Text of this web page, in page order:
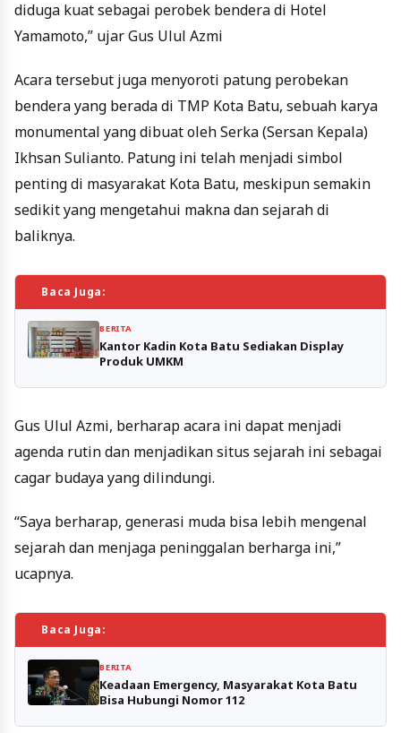
diduga kuat sebagai perobek bendera di Hotel
Yamamoto,” ujar Gus Ulul Azmi
Acara tersebut juga menyoroti patung perobekan
bendera yang berada di TMP Kota Batu, sebuah karya
monumental yang dibuat oleh Serka (Sersan Kepala)
Ikhsan Sulianto. Patung ini telah menjadi simbol
penting di masyarakat Kota Batu, meskipun semakin
sedikit yang mengetahui makna dan sejarah di
baliknya.
Baca Juga:
BERITA
Kantor Kadin Kota Batu Sediakan Display
Produk UMKM
Gus Ulul Azmi, berharap acara ini dapat menjadi
agenda rutin dan menjadikan situs sejarah ini sebagai
cagar budaya yang dilindungi.
“Saya berharap, generasi muda bisa lebih mengenal
sejarah dan menjaga peninggalan berharga ini,”
ucapnya.
Baca Juga:
BERITA
Keadaan Emergency, Masyarakat Kota Batu
Bisa Hubungi Nomor 112